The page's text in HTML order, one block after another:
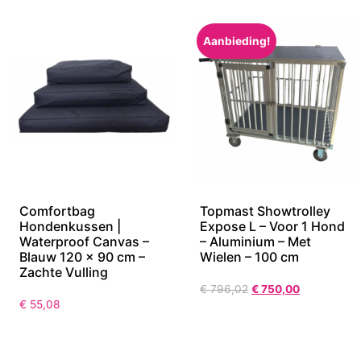
Comfortbag
Hondenkussen |
Waterproof Canvas –
Blauw 120 x 90 cm –
Zachte Vulling
€ 55,08
Aanbieding!
Topmast Showtrolley
Expose L – Voor 1 Hond
– Aluminium – Met
Wielen – 100 cm
€796,02 €750,00